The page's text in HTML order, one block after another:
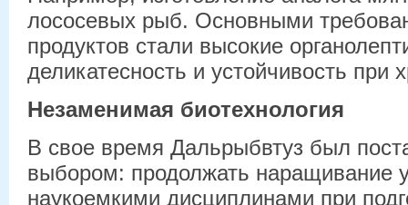
лососевых рыб. Основными
продуктов стали высокие
деликатесность и устойчивость при
Незаменимая биотехнология
В свое время Дальрыбвтуз был
выбором: продолжать наращивание
наукоемкими дисциплинами при